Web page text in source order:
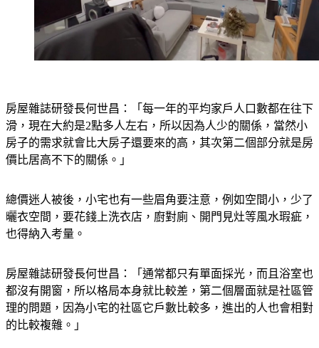
房屋雜誌研發長何世昌：「每一年的平均家戶人口數都在往下
滑，現在大約是2點多人左右，所以因為人少的關係，當然小
房子的需求就會比大房子還要來的高，其次第二個部分就是房
價比居高不下的關係。」
總價迷人被後，小宅也有一些眉角要注意，例如空間小，少了
曬衣空間，要花錢上洗衣店，廚對廁、開門見灶等風水瑕疵，
也得納入考量。
房屋雜誌研發長何世昌：「通常都只有單面採光，而且浴室也
都沒有開窗，所以格局本身就比較差，第二個層面就是社區管
理的問題，因為小宅的社區它戶數比較多，進出的人也會相對
的比較複雜。」